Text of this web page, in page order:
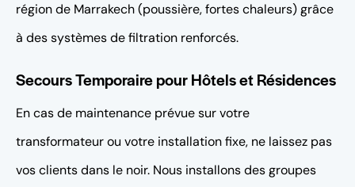
région de Marrakech (poussière, fortes chaleurs) grâce
à des systèmes de filtration renforcés.
Secours Temporaire pour Hôtels et Résidences
En cas de maintenance prévue sur votre
transformateur ou votre installation fixe, ne laissez pas
vos clients dans le noir. Nous installons des groupes